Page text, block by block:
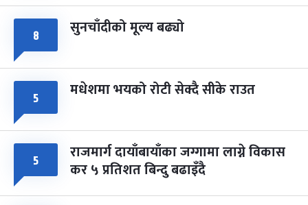
८ सुनचाँदीको मूल्य बढ्यो
५ मधेशमा भयको रोटी सेक्दै सीके राउत
५ राजमार्ग दायाँबायाँका जग्गामा लाग्ने विकास
कर ५ प्रतिशत बिन्दु बढाइँदै